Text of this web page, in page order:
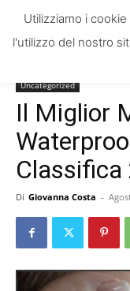
Uncategorized
Il Miglior
Classifica
Di Giovanna Costa -
Utilizziamo i
l'utilizzo del nostro